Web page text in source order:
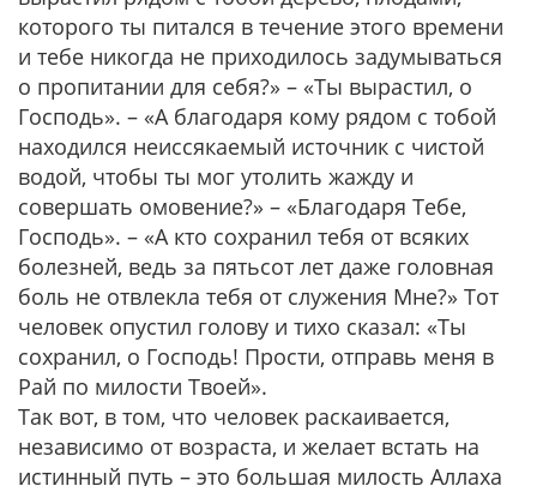
которого ты питался в течение этого времени
и тебе никогда не приходилось задумываться
о пропитании для себя?» – «Ты вырастил, о
Господь». – «А благодаря кому рядом с тобой
находился неиссякаемый источник с чистой
водой, чтобы ты мог утолить жажду и
совершать омовение?» – «Благодаря Тебе,
Господь». – «А кто сохранил тебя от всяких
болезней, ведь за пятьсот лет даже головная
боль не отвлекла тебя от служения Мне?» Тот
человек опустил голову и тихо сказал: «Ты
сохранил, о Господь! Прости, отправь меня в
Рай по милости Твоей».
Так вот, в том, что человек раскаивается,
независимо от возраста, и желает встать на
истинный путь – это большая милость Аллаха